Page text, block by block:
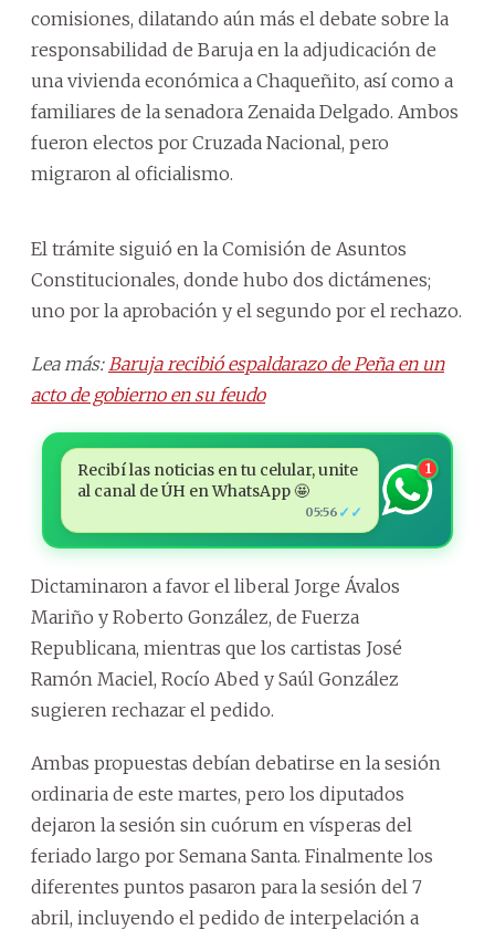
comisiones, dilatando aún más el debate sobre la
responsabilidad de Baruja en la adjudicación de
una vivienda económica a Chaqueñito, así como a
familiares de la senadora Zenaida Delgado. Ambos
fueron electos por Cruzada Nacional, pero
migraron al oficialismo.
El trámite siguió en la Comisión de Asuntos
Constitucionales, donde hubo dos dictámenes;
uno por la aprobación y el segundo por el rechazo.
Lea más: Baruja recibió espaldarazo de Peña en un
acto de gobierno en su feudo
Recibí las noticias en tu celular, unite
al canal de ÚH en WhatsApp 🤩
05:56 ✓✓
1
Dictaminaron a favor el liberal Jorge Ávalos
Mariño y Roberto González, de Fuerza
Republicana, mientras que los cartistas José
Ramón Maciel, Rocío Abed y Saúl González
sugieren rechazar el pedido.
Ambas propuestas debían debatirse en la sesión
ordinaria de este martes, pero los diputados
dejaron la sesión sin cuórum en vísperas del
feriado largo por Semana Santa. Finalmente los
diferentes puntos pasaron para la sesión del 7
abril, incluyendo el pedido de interpelación a